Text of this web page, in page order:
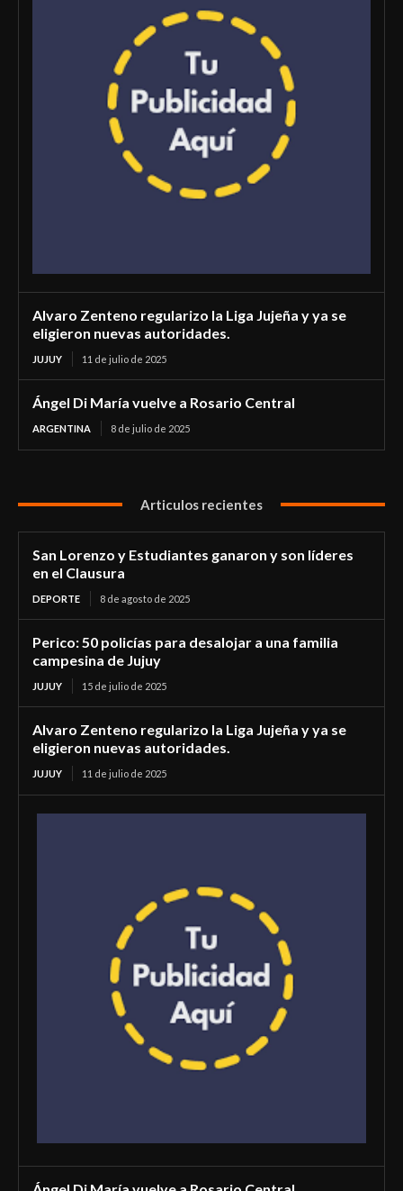
Alvaro Zenteno regularizo la Liga Jujeña y ya se
eligieron nuevas autoridades.
JUJUY 11 de julio de 2025
Ángel Di María vuelve a Rosario Central
ARGENTINA 8 de julio de 2025
Articulos recientes
San Lorenzo y Estudiantes ganaron y son líderes
en el Clausura
DEPORTE 8 de agosto de 2025
Perico: 50 policías para desalojar a una familia
campesina de Jujuy
JUJUY 15 de julio de 2025
Alvaro Zenteno regularizo la Liga Jujeña y ya se
eligieron nuevas autoridades.
JUJUY 11 de julio de 2025